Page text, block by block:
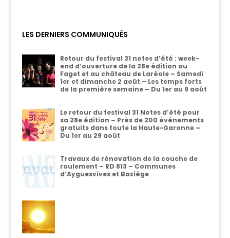
LES DERNIERS COMMUNIQUÉS
Retour du festival 31 notes d’été : week-
end d’ouverture de la 28e édition au
Faget et au château de Laréole – Samedi
1er et dimanche 2 août – Les temps forts
de la première semaine – Du 1er au 9 août
Le retour du festival 31 Notes d’été pour
sa 28e édition – Près de 200 événements
gratuits dans toute la Haute-Garonne –
Du 1er au 29 août
Travaux de rénovation de la couche de
roulement – RD 813 – Communes
d’Ayguesvives et Baziège